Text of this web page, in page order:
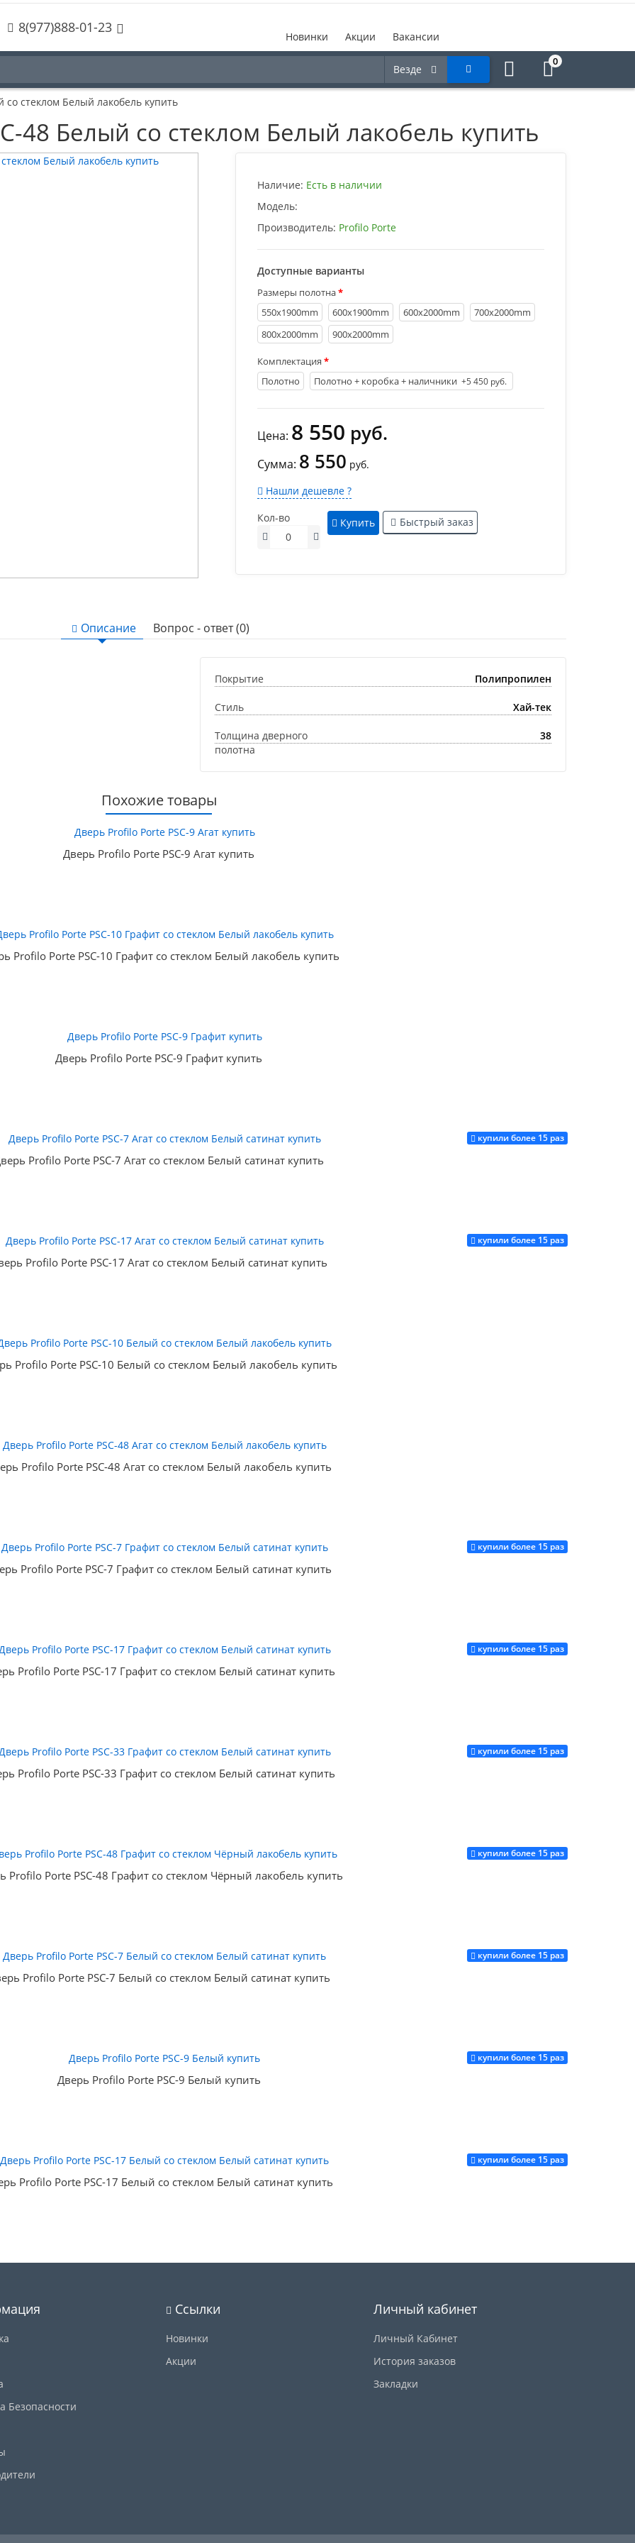
8(977)888-01-23
Новинки Акции Вакансии
Везде
0
стеклом Белый лакобель купить
48 Белый со стеклом Белый лакобель купить
Наличие: Есть в наличии
Модель:
Производитель: Profilo Porte
Доступные варианты
Размеры полотна
550х1900mm
600х1900mm 600х2000mm
700х2000mm
800х2000mm
900х2000mm
Комплектация
Полотно
Полотно + коробка + наличники +5 450 руб.
Цена: 8 550 руб.
Сумма: 8 550 руб.
Нашли дешевле ?
Кол-во
Купить Быстрый заказ
Описание Вопрос - ответ (0)
Покрытие Полипропилен
Стиль Хай-тек
Толщина дверного
полотна
38
Похожие товары
Дверь Profilo Porte PSC-9 Агат купить
Profilo Porte PSC-10 Графит со стеклом Белый лакобель купить
Дверь Profilo Porte PSC-9 Графит купить
Купить
купили более 15 раз
Profilo Porte PSC-7 Агат со стеклом Белый сатинат купить
Купить
купили более 15 раз
Profilo Porte PSC-17 Агат со стеклом Белый сатинат купить
Profilo Porte PSC-10 Белый со стеклом Белый лакобель купить
Profilo Porte PSC-48 Агат со стеклом Белый лакобель купить
Купить
купили более 15 раз
Profilo Porte PSC-7 Графит со стеклом Белый сатинат купить
Купить
купили более 15 раз
Profilo Porte PSC-17 Графит со стеклом Белый сатинат купить
Купить
купили более 15 раз
Profilo Porte PSC-33 Графит со стеклом Белый сатинат купить
Купить
купили более 15 раз
Profilo Porte PSC-48 Графит со стеклом Чёрный лакобель купить
Купить
купили более 15 раз
Profilo Porte PSC-7 Белый со стеклом Белый сатинат купить
Купить
купили более 15 раз
Дверь Profilo Porte PSC-9 Белый купить
Купить
купили более 15 раз
Profilo Porte PSC-17 Белый со стеклом Белый сатинат купить
Купить
Безопасности
Ссылки
Новинки
Акции
Личный кабинет
Личный Кабинет
История заказов
Закладки